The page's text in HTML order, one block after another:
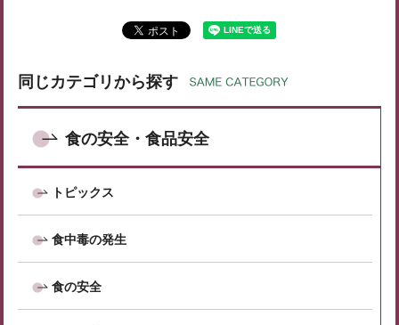
同じカテゴリから探す
食の安全・食品安全
トピックス
食中毒の発生
食の安全